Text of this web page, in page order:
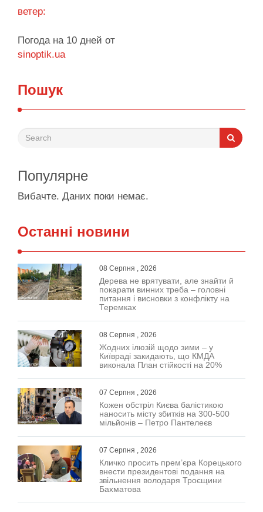
ветер:
Погода на 10 дней от
sinoptik.ua
Пошук
Популярне
Вибачте. Даних поки немає.
Останні новини
08 Серпня , 2026
Дерева не врятувати, але знайти й
покарати винних треба – головні
питання і висновки з конфлікту на
Теремках
08 Серпня , 2026
Жодних ілюзій щодо зими – у
Київраді закидають, що КМДА
виконала План стійкості на 20%
07 Серпня , 2026
Кожен обстріл Києва балістикою
наносить місту збитків на 300-500
мільйонів – Петро Пантелеєв
07 Серпня , 2026
Кличко просить прем’єра Корецького
внести президентові подання на
звільнення володаря Троєщини
Бахматова